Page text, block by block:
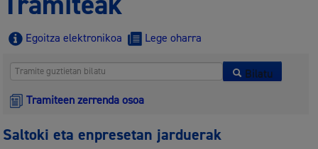
Egoitza elektronikoa Lege oharra
Bilatu
Tramiteen zerrenda osoa
Saltoki eta enpresetan jarduerak